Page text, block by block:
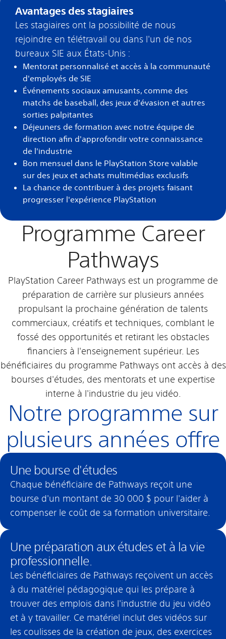
Avantages des stagiaires
Les stagiaires ont la possibilité de nous
rejoindre en télétravail ou dans l'un de nos
bureaux SIE aux États-Unis :
Mentorat personnalisé et accès à la communauté
d'employés de SIE
Événements sociaux amusants, comme des
matchs de baseball, des jeux d'évasion et autres
sorties palpitantes
Déjeuners de formation avec notre équipe de
direction afin d'approfondir votre connaissance
de l'industrie
Bon mensuel dans le PlayStation Store valable
sur des jeux et achats multimédias exclusifs
La chance de contribuer à des projets faisant
progresser l'expérience PlayStation
Programme Career
Pathways
PlayStation Career Pathways est un programme de
préparation de carrière sur plusieurs années
propulsant la prochaine génération de talents
commerciaux, créatifs et techniques, comblant le
fossé des opportunités et retirant les obstacles
financiers à l'enseignement supérieur. Les
bénéficiaires du programme Pathways ont accès à des
bourses d'études, des mentorats et une expertise
interne à l'industrie du jeu vidéo.
Notre programme sur
plusieurs années offre
Une bourse d'études
Chaque bénéficiaire de Pathways reçoit une
bourse d'un montant de 30 000 $ pour l'aider à
compenser le coût de sa formation universitaire.
Une préparation aux études et à la vie
professionnelle.
Les bénéficiaires de Pathways reçoivent un accès
à du matériel pédagogique qui les prépare à
trouver des emplois dans l'industrie du jeu vidéo
et à y travailler. Ce matériel inclut des vidéos sur
les coulisses de la création de jeux, des exercices